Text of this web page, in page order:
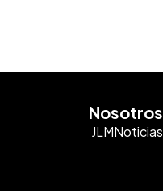
Nosotros
JLMNoticias